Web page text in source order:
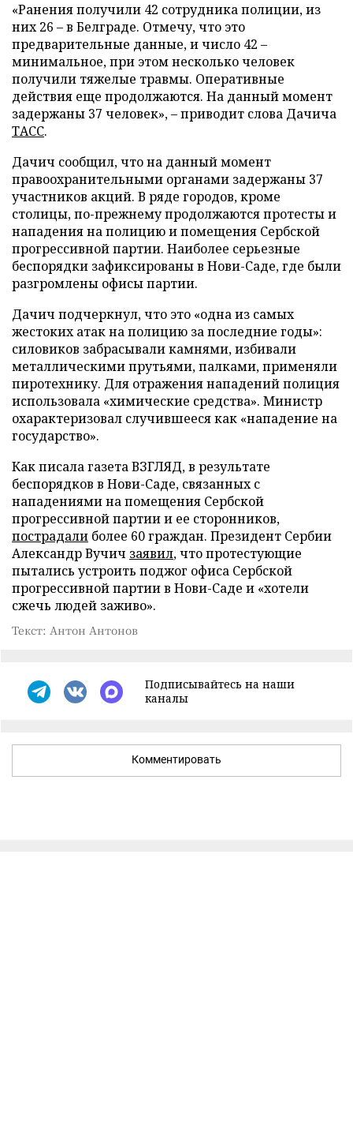
«Ранения получили 42 сотрудника полиции, из
них 26 – в Белграде. Отмечу, что это
предварительные данные, и число 42 –
минимальное, при этом несколько человек
получили тяжелые травмы. Оперативные
действия еще продолжаются. На данный момент
задержаны 37 человек», – приводит слова Дачича
ТАСС.
Дачич сообщил, что на данный момент
правоохранительными органами задержаны 37
участников акций. В ряде городов, кроме
столицы, по-прежнему продолжаются протесты и
нападения на полицию и помещения Сербской
прогрессивной партии. Наиболее серьезные
беспорядки зафиксированы в Нови-Саде, где были
разгромлены офисы партии.
Дачич подчеркнул, что это «одна из самых
жестоких атак на полицию за последние годы»:
силовиков забрасывали камнями, избивали
металлическими прутьями, палками, применяли
пиротехнику. Для отражения нападений полиция
использовала «химические средства». Министр
охарактеризовал случившееся как «нападение на
государство».
Как писала газета ВЗГЛЯД, в результате
беспорядков в Нови-Саде, связанных с
нападениями на помещения Сербской
прогрессивной партии и ее сторонников,
пострадали более 60 граждан. Президент Сербии
Александр Вучич заявил, что протестующие
пытались устроить поджог офиса Сербской
прогрессивной партии в Нови-Саде и «хотели
сжечь людей заживо».
Текст: Антон Антонов
Подписывайтесь на наши
каналы
Комментировать